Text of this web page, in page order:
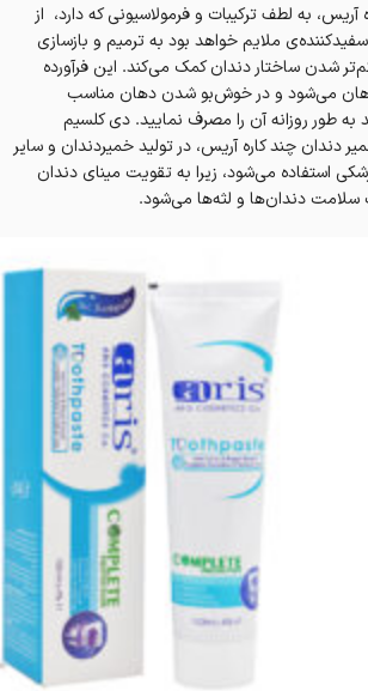
آریس، به لطف ترکیبات و فرمولاسیونی که دارد، از
ملایم خواهد بود به ترمیم و بازسازی
شدن ساختار دندان کمک می‌کند. این فرآورده
می‌شود و در خوش‌بو شدن دهان مناسب
به طور روزانه‌ آن را مصرف نمایید. دی کلسیم
دندان چند کاره آریس، در تولید خمیر‌دندان و سایر
استفاده می‌شود، زیرا به تقویت مینای دندان
دندان‌ها و لثه‌ها می‌شود.